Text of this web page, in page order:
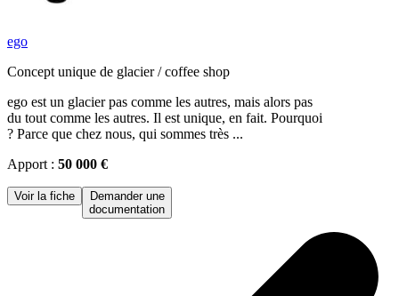
ego
Concept unique de glacier / coffee shop
ego est un glacier pas comme les autres, mais alors pas
du tout comme les autres. Il est unique, en fait. Pourquoi
? Parce que chez nous, qui sommes très ...
Apport : 50 000 €
Voir la fiche
Demander une
documentation